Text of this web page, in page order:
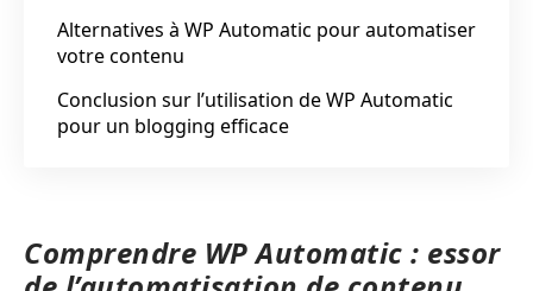
Alternatives à WP Automatic pour automatiser
votre contenu
Conclusion sur l’utilisation de WP Automatic
pour un blogging efficace
Comprendre WP Automatic : essor